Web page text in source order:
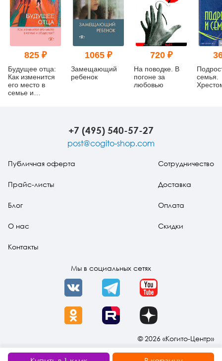
825 ₽
Будущее отца:
Как изменится
его место в
семье и
1065 ₽
Замещающий
ребенок
720 ₽
На поводке. В
погоне за
любовью
семья.
+7 (495) 540-57-27
post@cogito-shop.com
Публичная оферта
Прайс-листы
Блог
О нас
Контакты
Сотрудничество
Доставка
Оплата
Скидки
Мы в социальных сетях
VK Telegram YouTube
OK Rutube Dzen
© 2026 «Когито-Центр»